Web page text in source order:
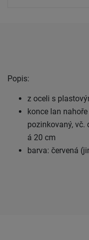
Popis:
z oceli s
konce lan
pozinkovaný, vč.
á 20 cm
barva: červená